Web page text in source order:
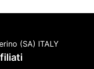
(SA) ITALY